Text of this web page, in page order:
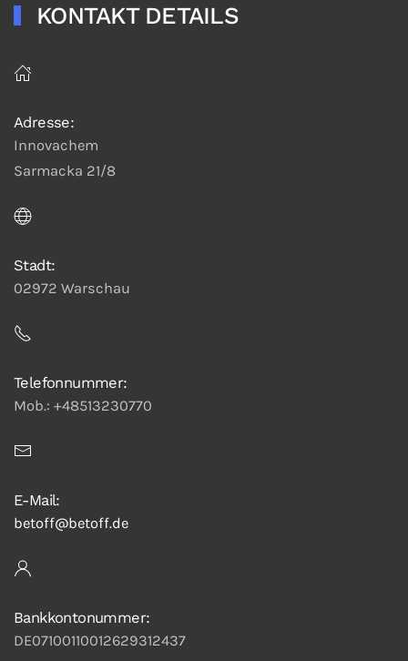
KONTAKT DETAILS
Adresse:
Innovachem
Sarmacka 21/8
Stadt:
02972 Warschau
Telefonnummer:
Mob.: +48513230770
E-Mail:
betoff@betoff.de
Bankkontonummer:
DE07100110012629312437